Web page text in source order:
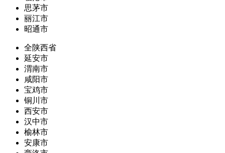
思茅市
丽江市
昭通市
全陕西省
延安市
渭南市
咸阳市
宝鸡市
铜川市
西安市
汉中市
榆林市
安康市